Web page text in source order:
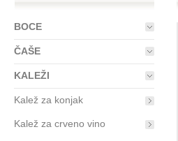
BOCE
ČAŠE
KALEŽI
Kalež za konjak
Kalež za crveno vino